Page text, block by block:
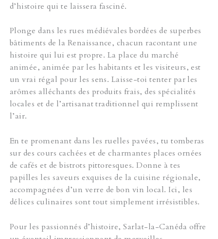
d’histoire qui te laissera fasciné.
Plonge dans les rues médiévales bordées de superbes
bâtiments de la Renaissance, chacun racontant une
histoire qui lui est propre. La place du marché
animée, animée par les habitants et les visiteurs, est
un vrai régal pour les sens. Laisse-toi tenter par les
arômes alléchants des produits frais, des spécialités
locales et de l’artisanat traditionnel qui remplissent
l’air.
En te promenant dans les ruelles pavées, tu tomberas
sur des cours cachées et de charmantes places ornées
de cafés et de bistrots pittoresques. Donne à tes
papilles les saveurs exquises de la cuisine régionale,
accompagnées d’un verre de bon vin local. Ici, les
délices culinaires sont tout simplement irrésistibles.
Pour les passionnés d’histoire, Sarlat-la-Canéda offre